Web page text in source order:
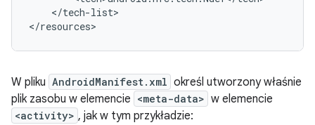
</tech-list>
</resources>
W pliku AndroidManifest.xml określ utworzony właśnie
plik zasobu w elemencie <meta-data> w elemencie
<activity> , jak w tym przykładzie: